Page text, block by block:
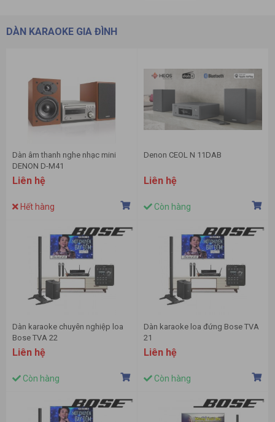
DÀN KARAOKE GIA ĐÌNH
Dàn âm thanh nghe nhạc mini
DENON D-M41
Liên hệ
Hết hàng
Denon CEOL N 11DAB
Liên hệ
Còn hàng
Dàn karaoke chuyên nghiệp loa
Bose TVA 22
Liên hệ
Còn hàng
Dàn karaoke loa đứng Bose TVA
21
Liên hệ
Còn hàng